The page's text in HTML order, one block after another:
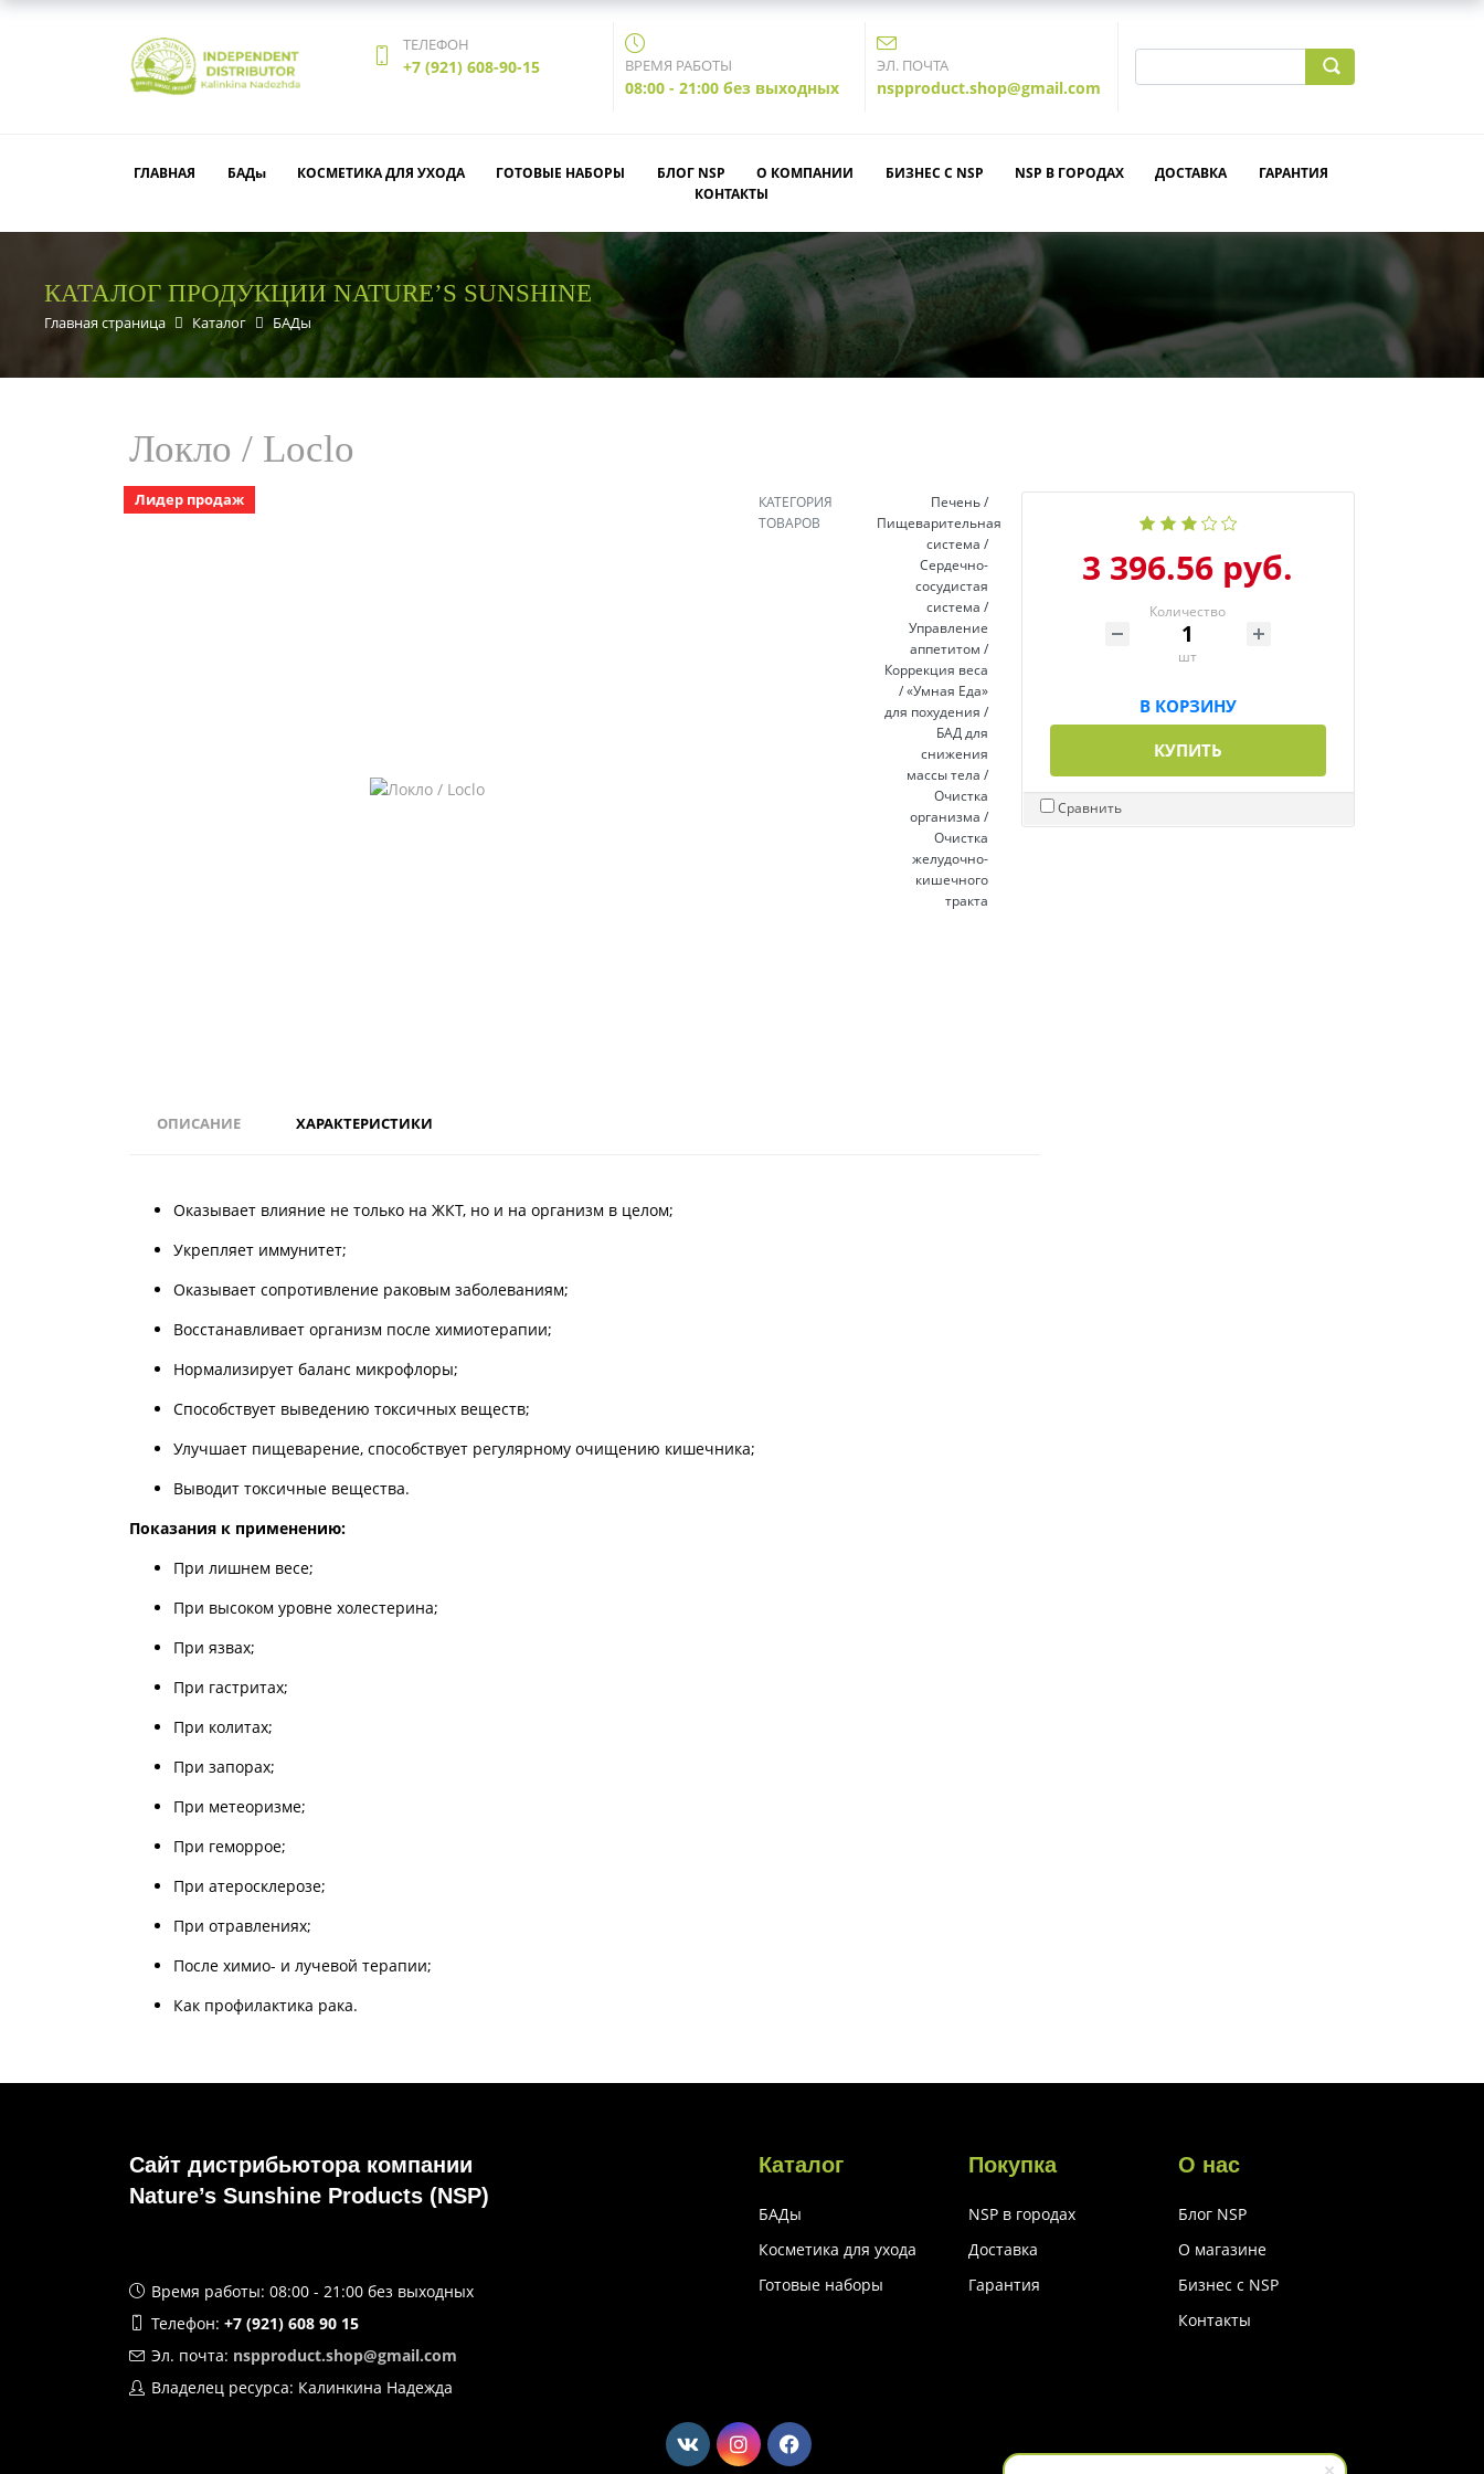
ТЕЛЕФОН
+7 (921) 608-90-15 ВРЕМЯ РАБОТЫ
08:00 - 21:00 без выходных
ЭЛ. ПОЧТА
nspproduct.shop@gmail.com
ГЛАВНАЯ БАДы КОСМЕТИКА ДЛЯ УХОДА ГОТОВЫЕ НАБОРЫ БЛОГ NSP О КОМПАНИИ БИЗНЕС С NSP NSP В ГОРОДАХ ДОСТАВКА
ГАРАНТИЯ
КОНТАКТЫ
КАТАЛОГ ПРОДУКЦИИ NATURE’S SUNSHINE
Главная страница Каталог БАДы
Локло / Loclo
Лидер продаж
КАТЕГОРИЯ
ТОВАРОВ
Печень /
Пищеварительная
система /
Сердечно-
сосудистая
система /
Управление
аппетитом /
Коррекция веса
/ «Умная Еда»
для похудения /
БАД для
снижения
массы тела /
Очистка
организма /
Очистка
желудочно-
кишечного
тракта
3 396.56 руб.
Количество
шт
В КОРЗИНУ
КУПИТЬ
Сравнить
ОПИСАНИЕ ХАРАКТЕРИСТИКИ
Оказывает влияние не только на ЖКТ, но и на организм в целом;
Укрепляет иммунитет;
Оказывает сопротивление раковым заболеваниям;
Восстанавливает организм после химиотерапии;
Нормализирует баланс микрофлоры;
Способствует выведению токсичных веществ;
Улучшает пищеварение, способствует регулярному очищению кишечника;
Выводит токсичные вещества.
Показания к применению:
При лишнем весе;
При высоком уровне холестерина;
При язвах;
При гастритах;
При колитах;
При запорах;
При метеоризме;
При геморрое;
При атеросклерозе;
При отравлениях;
После химио- и лучевой терапии;
Как профилактика рака.
Сайт дистрибьютора компании
Nature’s Sunshine Products (NSP)
Время работы: 08:00 - 21:00 без выходных
Телефон: +7 (921) 608 90 15
Эл. почта: nspproduct.shop@gmail.com
Владелец ресурса: Калинкина Надежда
Каталог
БАДы
Косметика для ухода
Готовые наборы
Покупка
NSP в городах
Доставка
Гарантия
О нас
Блог NSP
О магазине
Бизнес с NSP
Контакты